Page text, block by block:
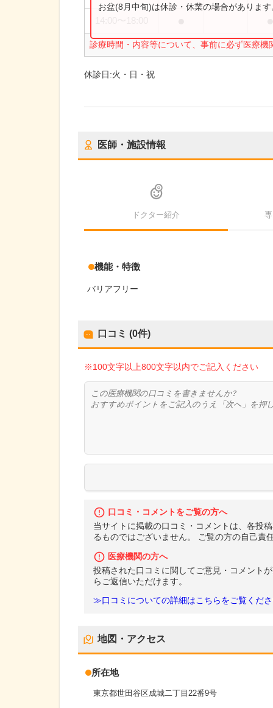
診療時間・内容等について、事前に必ず医療機
お盆(8月中旬)は休診・休業の場合がありま
休診日:火・日・祝
医師・施設情報
ドクター紹介
機能・特徴
バリアフリー
口コミ (0件)
※100文字以上800文字以内でご記入ください
口コミ・コメントをご覧の方へ
当サイトに掲載の口コミ・コメントは、各投
るものではございません。 ご覧の方の自己責
医療機関の方へ
投稿された口コミに関してご意見・コメント
らご返信いただけます。
≫口コミについての詳細はこちらをご覧くださ
地図・アクセス
所在地
東京都世田谷区成城二丁目22番9号